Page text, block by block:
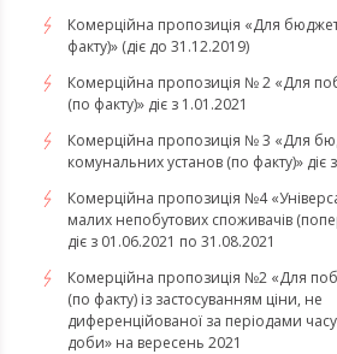
Комерційна пропозиція «Для
факту)» (діє до 31.12.2019)
Комерційна пропозиція № 2 «Для
(по факту)» діє з 1.01.2021
Комерційна пропозиція № 3 «Для
комунальних установ (по факту)» діє
Комерційна пропозиція №4
малих непобутових споживачів
діє з 01.06.2021 по 31.08.2021
Комерційна пропозиція №2 «Для
(по факту) із застосуванням ціни, не
диференційованої за періодами
доби» на вересень 2021